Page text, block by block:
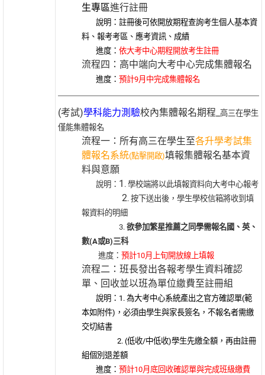
生專區進行註冊
說明：註冊後可依開放期程查詢考生個人基本資
料、報考考區、應考資訊、成績
進度：依大考中心期程開放考生註冊
流程四：高中端向大考中心完成集體報名
進度：預計9月中完成集體報名
(考試)學科能力測驗校內集體報名期程_高三在學生
僅能集體報名
流程一：所有高三在學生至各升學考試集
體報名系統(點擊開啟)填報集體報名基本資
料與意願
說明： 1 . 學校端將以此填報資料向大考中心報考
2. 按下送出後，學生學校信箱將收到填
報資料的明細
3.欲參加繁星推薦之同學需報名國、英、
數(A或B)三科
進度：預計10月上旬開放線上填報
流程二：班長發出各報考學生資料確認
單、回收並以班為單位繳費至註冊組
說明：1. 為大考中心系統產出之官方確認單(範
本如附件)，必須由學生與家長簽名，不報名者需繳
交切結書
2. (低收/中低收)學生先繳全額，再由註冊
組個別退差額
進度：預計10月底回收確認單與完成班級繳費